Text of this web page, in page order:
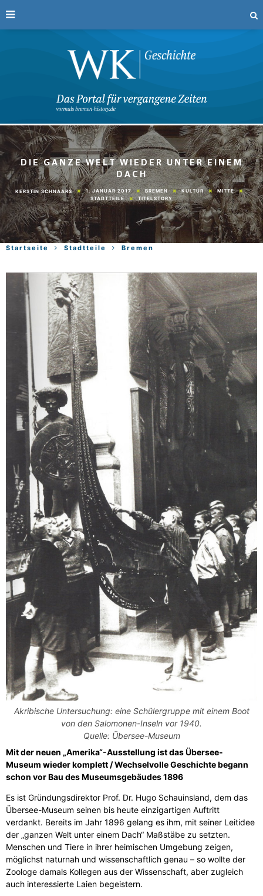
DIE GANZE WELT WIEDER UNTER EINEM
DACH
KERSTIN SCHNAARS 1. JANUAR 2017 BREMEN KULTUR
MITTE
STADTTEILE
TITELSTORY
Startseite Stadtteile Bremen
Akribische Untersuchung: eine Schülergruppe mit einem Boot
von den Salomonen-Inseln vor 1940.
Quelle: Übersee-Museum
Mit der neuen „Amerika“-Ausstellung ist das Übersee-
Museum wieder komplett / Wechselvolle Geschichte begann
schon vor Bau des Museumsgebäudes 1896
Es ist Gründungsdirektor Prof. Dr. Hugo Schauinsland, dem das
Übersee-Museum seinen bis heute einzigartigen Auftritt
verdankt. Bereits im Jahr 1896 gelang es ihm, mit seiner Leitidee
der „ganzen Welt unter einem Dach“ Maßstäbe zu setzten.
Menschen und Tiere in ihrer heimischen Umgebung zeigen,
möglichst naturnah und wissenschaftlich genau – so wollte der
Zoologe damals Kollegen aus der Wissenschaft, aber zugleich
auch interessierte Laien begeistern.